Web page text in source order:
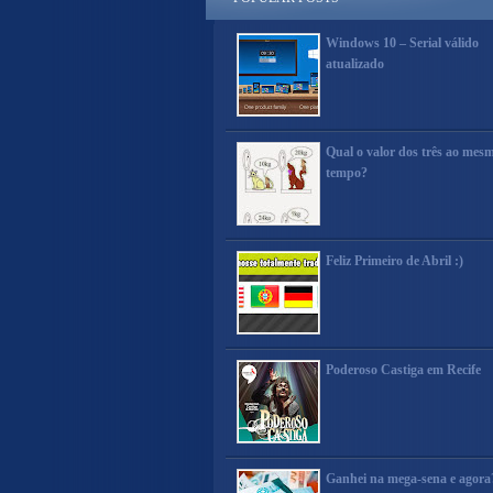
Windows 10 – Serial válido
atualizado
Qual o valor dos três ao
tempo?
Feliz Primeiro de Abril :)
Poderoso Castiga em Recife
Ganhei na mega-sena e